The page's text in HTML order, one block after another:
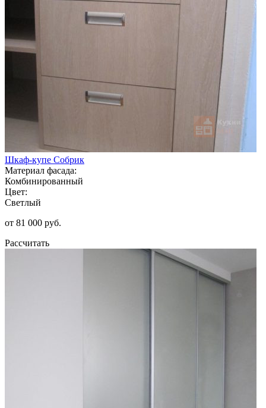
Шкаф-купе Собрик
Материал фасада:
Комбинированный
Цвет:
Светлый
от 81 000 руб.
Рассчитать